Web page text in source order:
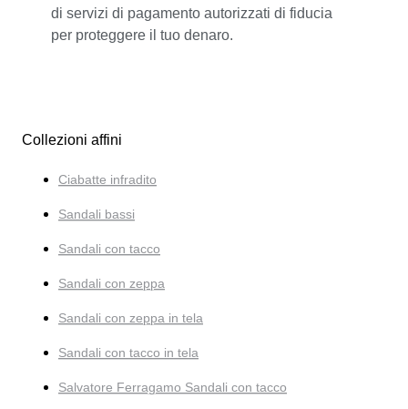
di servizi di pagamento autorizzati di fiducia
per proteggere il tuo denaro.
Collezioni affini
Ciabatte infradito
Sandali bassi
Sandali con tacco
Sandali con zeppa
Sandali con zeppa in tela
Sandali con tacco in tela
Salvatore Ferragamo Sandali con tacco